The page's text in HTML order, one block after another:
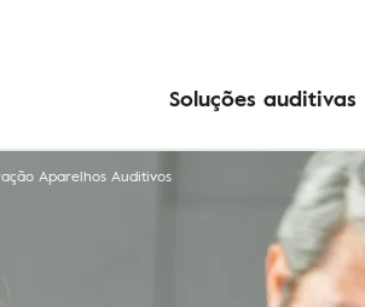
Soluções auditivas
Aparelhos Auditivos